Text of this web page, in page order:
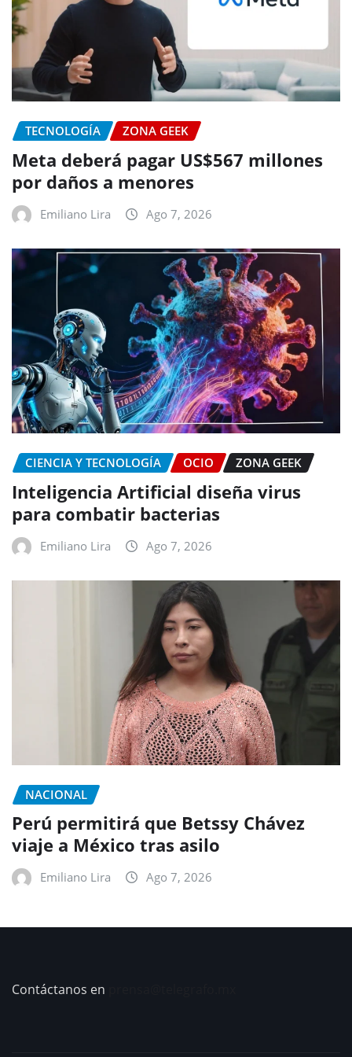
TECNOLOGÍA ZONA GEEK
Meta deberá pagar US$567 millones
por daños a menores
Emiliano Lira Ago 7, 2026
CIENCIA Y TECNOLOGÍA OCIO ZONA GEEK
Inteligencia Artificial diseña virus
para combatir bacterias
Emiliano Lira Ago 7, 2026
NACIONAL
Perú permitirá que Betssy Chávez
viaje a México tras asilo
Emiliano Lira Ago 7, 2026
Contáctanos en